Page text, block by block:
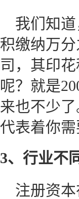
我们知
积缴纳万
司，其印
呢？就是
来也不少
代表着你
3、行业不
注册资